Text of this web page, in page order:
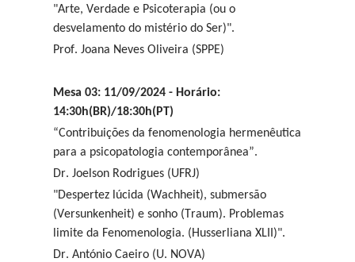
"Arte, Verdade e Psicoterapia (ou o
desvelamento do mistério do Ser)".
Prof. Joana Neves Oliveira (SPPE)
Mesa 03: 11/09/2024 - Horário:
14:30h(BR)/18:30h(PT)
“Contribuições da fenomenologia hermenêutica
para a psicopatologia contemporânea”.
Dr. Joelson Rodrigues (UFRJ)
"Despertez lúcida (Wachheit), submersão
(Versunkenheit) e sonho (Traum). Problemas
limite da Fenomenologia. (Husserliana XLII)".
Dr. António Caeiro (U. NOVA)